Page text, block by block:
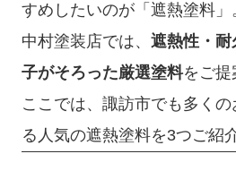
すめしたいのが「遮熱塗料」
中村塗装店では、 遮熱性・
子がそろった厳選塗料をご提
ここでは、諏訪市でも多く
る人気の遮熱塗料を3つご紹